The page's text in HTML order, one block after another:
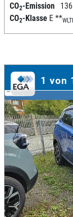
CO2-Emission
CO2-Klasse E **
1 von